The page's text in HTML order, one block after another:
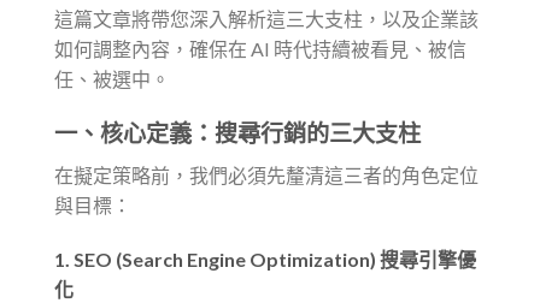
這篇文章將帶您深入解析這三大支柱，以及企業該
如何調整內容，確保在 AI 時代持續被看見、被信
任、被選中。
一、核心定義：搜尋行銷的三大支柱
在擬定策略前，我們必須先釐清這三者的角色定位
與目標：
1. SEO (Search Engine Optimization) 搜尋引擎優
化